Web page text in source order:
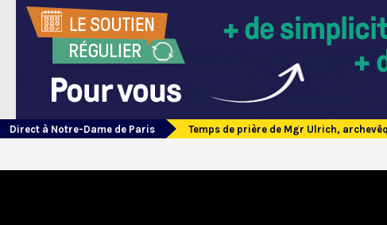
Direct à Notre-Dame de Paris Temps de prière de Mgr Ulrich,